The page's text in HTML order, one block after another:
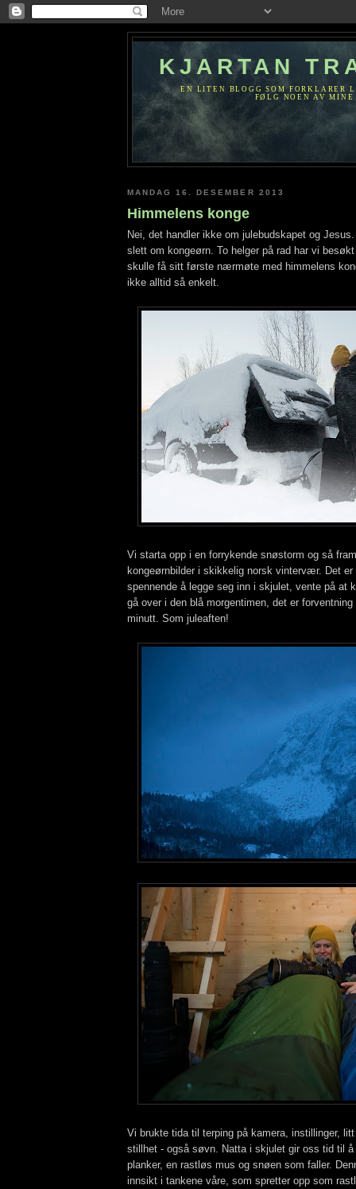
KJARTAN
EN LITEN BLOGG SOM FORKLARER
FØLG NOEN AV MINE
MANDAG 16. DESEMBER 2013
Himmelens konge
Nei, det handler ikke om julebudskapet og
slett om kongeørn. To helger på rad har vi
skulle få sitt første nærmøte med himmelens
ikke alltid så enkelt.
Vi starta opp i en forrykende snøstorm og så
kongeørnbilder i skikkelig norsk vintervær. Det er
spennende å legge seg inn i skjulet, vente på at
gå over i den blå morgentimen, det er
minutt. Som juleaften!
Vi brukte tida til terping på kamera, instillinger,
stillhet - også søvn. Natta i skjulet gir oss tid til
planker, en rastløs mus og snøen som faller.
innsikt i tankene våre, som spretter opp som